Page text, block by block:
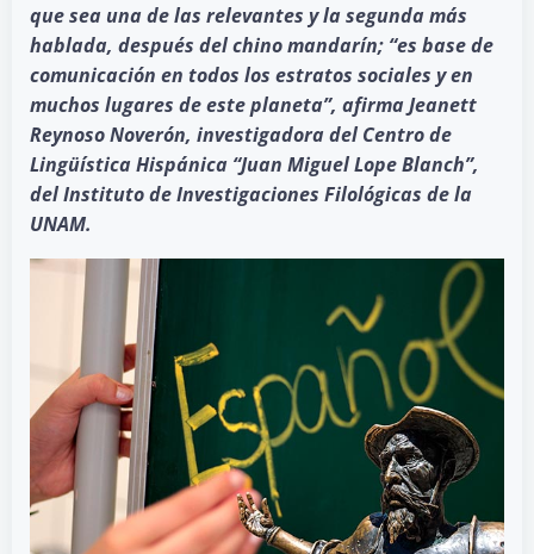
que sea una de las relevantes y la segunda más
hablada, después del chino mandarín; “es base de
comunicación en todos los estratos sociales y en
muchos lugares de este planeta”, afirma Jeanett
Reynoso Noverón, investigadora del Centro de
Lingüística Hispánica “Juan Miguel Lope Blanch”,
del Instituto de Investigaciones Filológicas de la
UNAM.